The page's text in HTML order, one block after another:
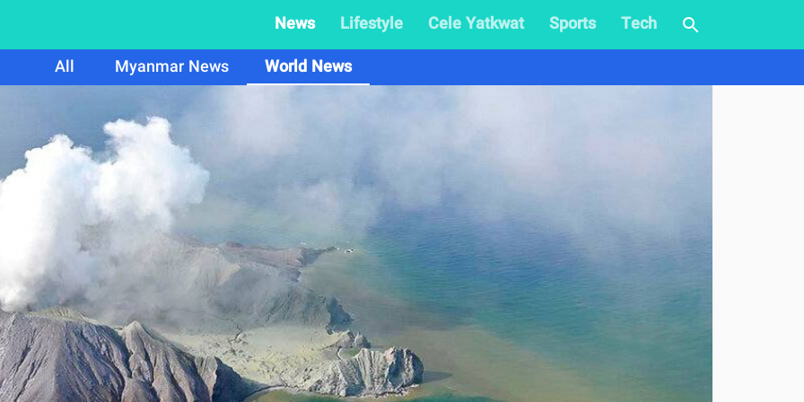
News Lifestyle Cele Yatkwat Sports
Tech
All
Myanmar News
World News